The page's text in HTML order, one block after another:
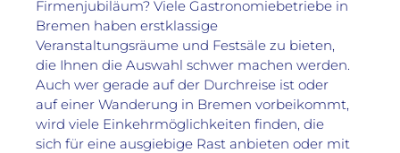
Firmenjubiläum? Viele Gastronomiebetriebe in
Bremen haben erstklassige
Veranstaltungsräume und Festsäle zu bieten,
die Ihnen die Auswahl schwer machen werden.
Auch wer gerade auf der Durchreise ist oder
auf einer Wanderung in Bremen vorbeikommt,
wird viele Einkehrmöglichkeiten finden, die
sich für eine ausgiebige Rast anbieten oder mit